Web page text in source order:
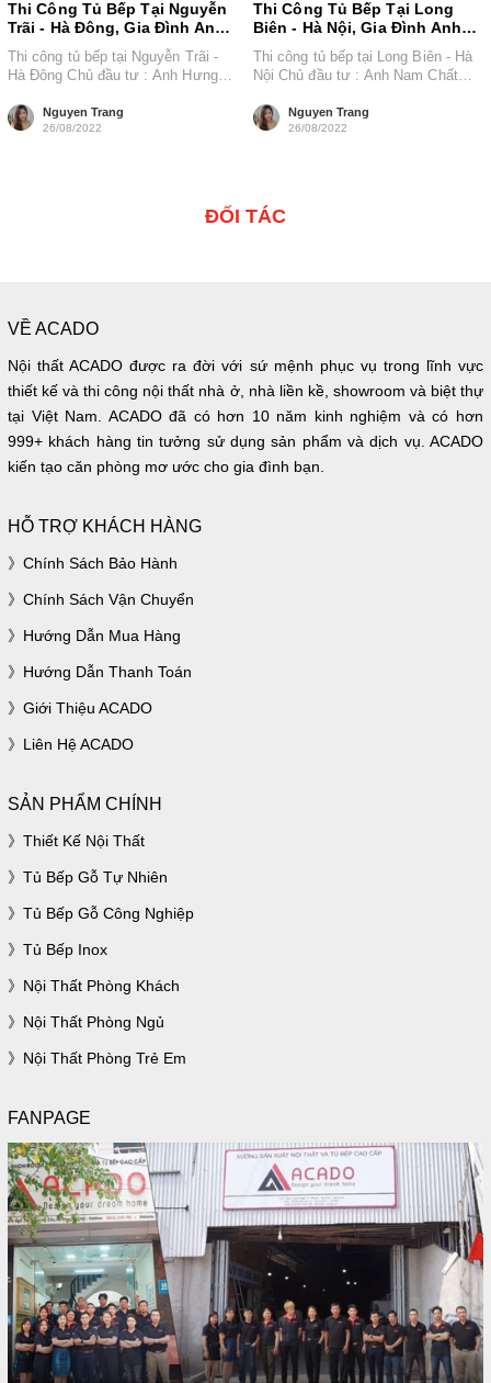
Thi Công Tủ Bếp Tại Nguyễn
Trãi - Hà Đông, Gia Đình Anh
Hưng
Thi công tủ bếp tại Nguyễn Trãi -
Hà Đông Chủ đầu tư : Anh Hưng
Nguyen Trang
26/08/2022
Thi Công Tủ Bếp Tại Long
Biên - Hà Nội, Gia Đình Anh
Nam
Thi công tủ bếp tại Long Biên - Hà
Nội Chủ đầu tư : Anh Nam Chất
Nguyen Trang
26/08/2022
ĐỐI TÁC
VỀ ACADO
Nội thất ACADO được ra đời với sứ mệnh phục vụ trong lĩnh vực
thiết kế và thi công nội thất nhà ở, nhà liền kề, showroom và biệt thự
tại Việt Nam. ACADO đã có hơn 10 năm kinh nghiệm và có hơn
999+ khách hàng tin tưởng sử dụng sản phẩm và dịch vụ. ACADO
kiến tạo căn phòng mơ ước cho gia đình bạn.
HỖ TRỢ KHÁCH HÀNG
Chính Sách Bảo Hành
Chính Sách Vận Chuyển
Hướng Dẫn Mua Hàng
Hướng Dẫn Thanh Toán
Giới Thiệu ACADO
Liên Hệ ACADO
SẢN PHẨM CHÍNH
Thiết Kế Nội Thất
Tủ Bếp Gỗ Tự Nhiên
Tủ Bếp Gỗ Công Nghiệp
Tủ Bếp Inox
Nội Thất Phòng Khách
Nội Thất Phòng Ngủ
Nội Thất Phòng Trẻ Em
FANPAGE